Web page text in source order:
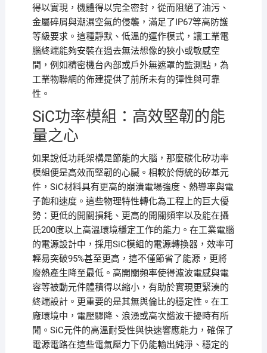
得以實現，機體得以完全密封，從而阻絕了油污、
金屬碎屑與潮濕空氣的侵襲，滿足了IP67等高防護
等級要求。這種靜默、低溫的運作模式，讓工業電
腦終端能夠安裝在過去無法想像的狹小或敏感空
間，例如精密機台內部或戶外無遮罩的監測點，為
工業物聯網的佈建提供了前所未有的彈性與可靠
性。
SiC功率模組：高效堅韌的能
量之心
如果說低功耗架構是節能的大腦，那麼碳化矽功率
模組便是高效而堅韌的心臟。相較於傳統的矽基元
件，SiC材料具有更高的崩潰電場強度、熱導率與電
子飽和速度。這些物理特性轉化為工程上的巨大優
勢：更低的開關損耗、更高的開關頻率以及能在攝
氏200度以上高溫環境穩定工作的能力。在工業電腦
的電源設計中，採用SiC模組的電源轉換器，效率可
輕易突破95%甚至更高，這不僅節省了能源，更將
廢熱產生降至最低。高開關頻率使得濾波電感與電
容等被動元件體積得以縮小，有助於實現更緊湊的
終端設計。更重要的是其無與倫比的穩定性。在工
廠環境中，電壓驟降、浪湧或高次諧波干擾時有所
聞。SiC元件的高溫耐受性與快速響應能力，確保了
電源電路在這些電氣壓力下仍能輸出純淨、穩定的